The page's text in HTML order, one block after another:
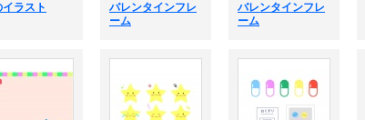
ラスト
バレンタインフレ
ーム
バレンタインフレ
ーム